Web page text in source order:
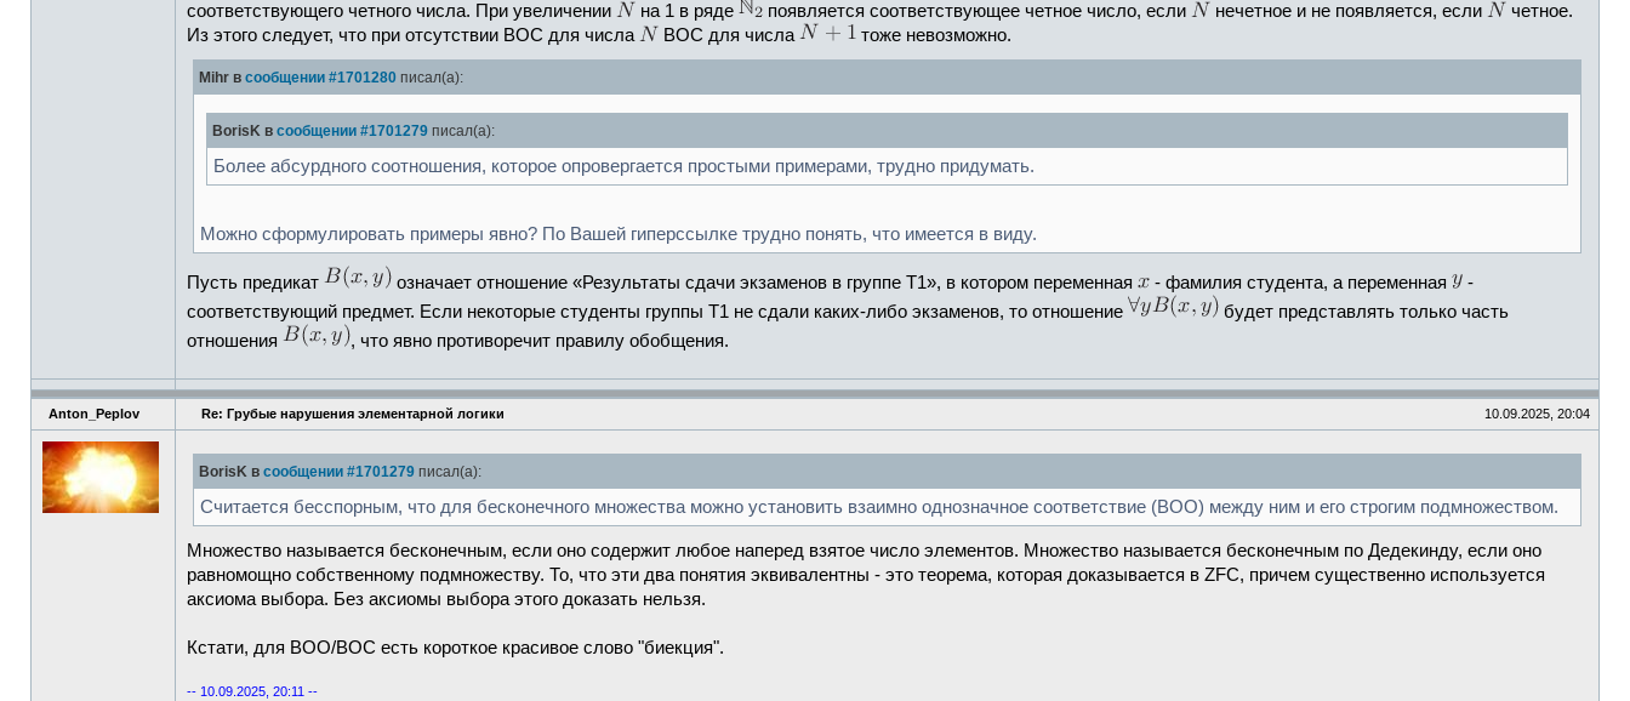
соответствующего четного числа. При увеличении
на 1 в ряде появляется соответствующее четное число, если нечетное и не появляется, если
четное.
Из этого следует, что при отсутствии ВОС для числа
ВОС для числа тоже невозможно.
Mihr в сообщении #1701280 писал(а):
BorisK в сообщении #1701279 писал(а):
Более абсурдного соотношения, которое опровергается простыми примерами, трудно придумать.
Можно сформулировать примеры явно? По Вашей гиперссылке трудно понять, что имеется в виду.
Пусть предикат означает отношение «Результаты сдачи экзаменов в группе Т1», в котором переменная - фамилия студента, а переменная
-
соответствующий предмет. Если некоторые студенты группы Т1 не сдали каких-либо экзаменов, то отношение
будет представлять только часть
отношения
, что явно противоречит правилу обобщения.
Anton_Peplov Re: Грубые нарушения элементарной логики 10.09.2025, 20:04
BorisK в сообщении #1701279 писал(а):
Считается бесспорным, что для бесконечного множества можно установить взаимно однозначное соответствие (ВОО) между ним и его строгим подмножеством.
Множество называется бесконечным, если оно содержит любое наперед взятое число элементов. Множество называется бесконечным по Дедекинду, если оно
равномощно собственному подмножеству. То, что эти два понятия эквивалентны - это теорема, которая доказывается в ZFC, причем существенно используется
аксиома выбора. Без аксиомы выбора этого доказать нельзя.
Кстати, для ВОО/ВОС есть короткое красивое слово "биекция".
-- 10.09.2025, 20:11 --